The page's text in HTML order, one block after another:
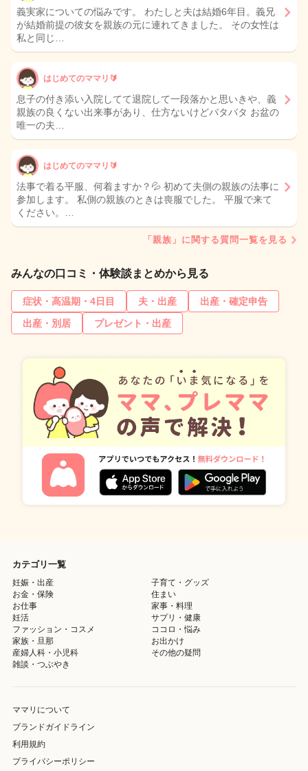
義実家についての悩みです。 わたしと夫は結婚6年目。義兄
が結婚前提の彼女を親族の元に連れてきました。 その女性は
私と同じ…
はじめてのママリ🔰
息子の付き添い入院してて退院して一段落かと思いきや、義
親族の良くない出来事があり、仕方ないけどバタバタ お盆の
唯一の夫…
はじめてのママリ🔰
法事で着る平服、何着ますか？💦 初めて夫側の親族の法事に
参加します。 私側の親族のときは喪服でした。 平服で来て
ください。…
「親族」に関する質問一覧を見る
みんなの口コミ・体験談まとめから見る
症状・高温期・4日目 夫・出産
出産・確定申告
出産・別居
プレゼント・出産
カテゴリ一覧
妊娠・出産
子育て・グッズ
お金・保険
住まい
お仕事
家事・料理
妊活
サプリ・健康
ファッション・コスメ
ココロ・悩み
家族・旦那
お出かけ
産婦人科・小児科
その他の疑問
雑談・つぶやき
ママリについて
ブランドガイドライン
利用規約
プライバシーポリシー